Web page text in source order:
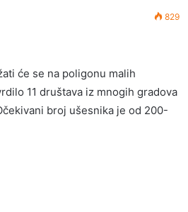
829
će se na poligonu malih
11 društava iz mnogih gradova
broj ušesnika je od 200-